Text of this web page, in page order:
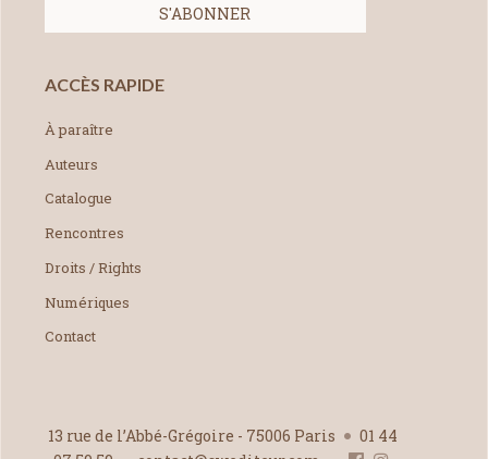
ACCÈS RAPIDE
À paraître
Auteurs
Catalogue
Rencontres
Droits / Rights
Numériques
Contact
13 rue de l’Abbé-Grégoire - 75006 Paris
01 44